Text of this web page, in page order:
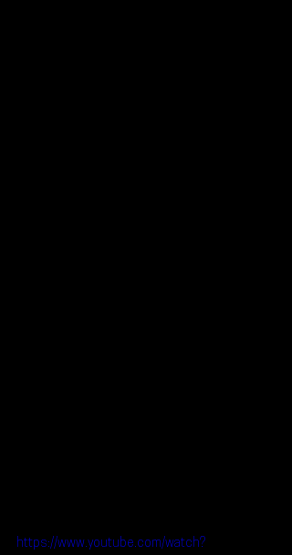
https://www.youtube.com/watch?